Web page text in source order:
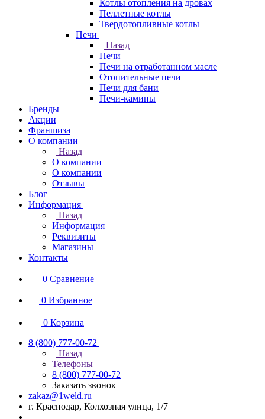
Котлы отопления на дровах
Пеллетные котлы
Твердотопливные котлы
Печи
Назад
Печи
Печи на отработанном масле
Отопительные печи
Печи для бани
Печи-камины
Бренды
Акции
Франшиза
О компании
Назад
О компании
О компании
Отзывы
Блог
Информация
Назад
Информация
Реквизиты
Магазины
Контакты
0 Сравнение
0 Избранное
0 Корзина
8 (800) 777-00-72
Назад
Телефоны
8 (800) 777-00-72
Заказать звонок
zakaz@1weld.ru
г. Краснодар, Колхозная улица, 1/7